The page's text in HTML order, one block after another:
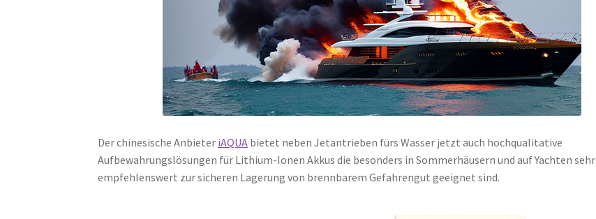
Der chinesische Anbieter iAQUA bietet neben Jetantrieben fürs Wasser jetzt auch hochqualitative
Aufbewahrungslösungen für Lithium-Ionen Akkus die besonders in Sommerhäusern und auf Yachten sehr
empfehlenswert zur sicheren Lagerung von brennbarem Gefahrengut geeignet sind.